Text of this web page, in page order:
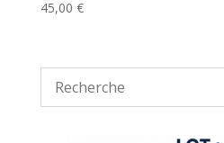
45,00 €